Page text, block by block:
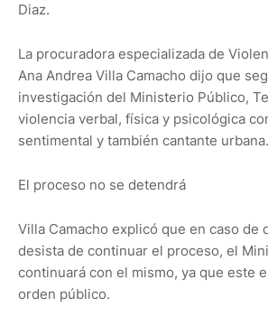
Diaz.
La procuradora especializada de
Ana Andrea Villa Camacho dijo que
investigación del Ministerio Público,
violencia verbal, física y psicológica
sentimental y también cantante urbana.
El proceso no se detendrá
Villa Camacho explicó que en caso de
desista de continuar el proceso, el
continuará con el mismo, ya que este
orden público.